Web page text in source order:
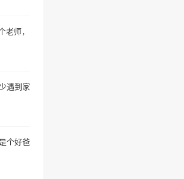
老师，
遇到家
个好爸